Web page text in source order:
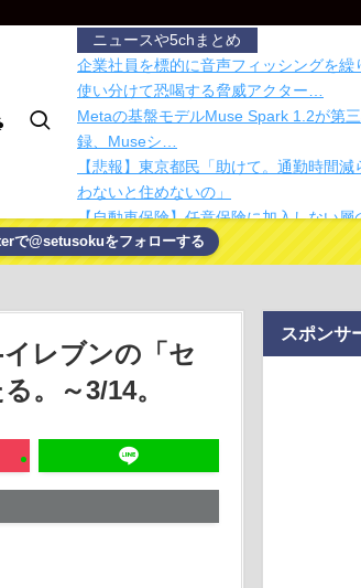
ニュースや5chまとめ
企業社員を標的に音声フィッシングを
使い分けて恐喝する脅威アクター…
Metaの基盤モデルMuse Spark 1.2が第
録、Museシ…
【悲報】東京都民「助けて。通勤時間
わないと住めないの」
【自動車保険】任意保険に加入しない
で入り損」
【自動車保険】任意保険に加入しない
ドコモ・バイクシェア、8月1日以降の
も対象
日本共産党の街宣車が電柱に衝突「居
を含め男女3人重傷
ｗｗｗ
Google DeepMindのデミス・ハサビス氏
滅茶苦茶やろなぁ」
で@setusokuをフォローする
レブンの「セ
。～3/14。
スポンサ